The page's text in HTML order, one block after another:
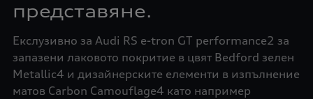
представяне.
Екслузивно за Audi RS e-tron GT performance2 за
запазени лаковото покритие в цвят Bedford зелен
Metallic4 и дизайнерските елементи в изпълнение
матов Carbon Camouflage4 като например